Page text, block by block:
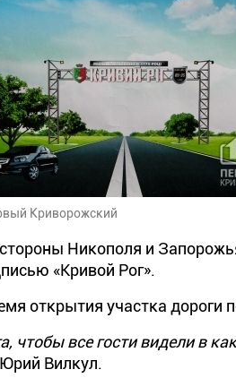
Криворожский
Никополя и
«Кривой Рог».
открытия участка дороги
чтобы все гости видели в
Вилкул.